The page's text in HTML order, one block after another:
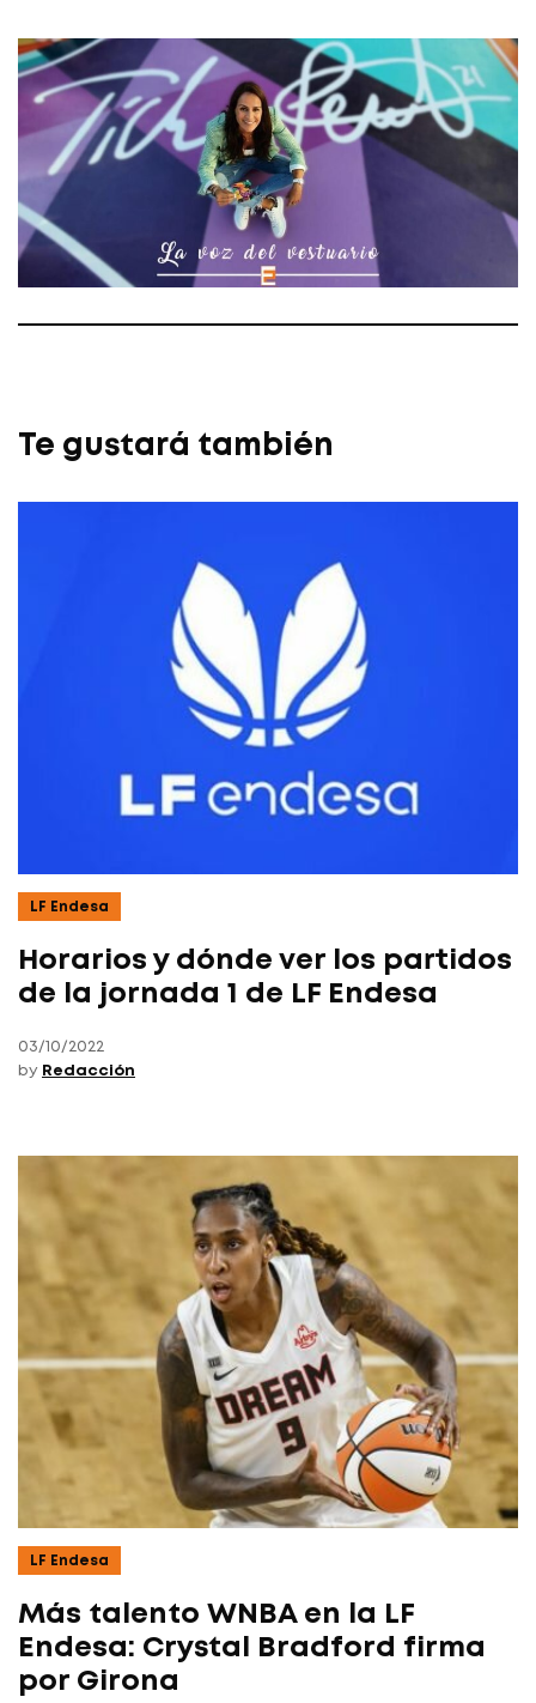
Te gustará también
LF Endesa
Horarios y dónde ver los partidos
de la jornada 1 de LF Endesa
03/10/2022
by Redacción
LF Endesa
Más talento WNBA en la LF
Endesa: Crystal Bradford firma
por Girona